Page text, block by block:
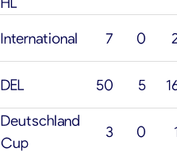
International 7 0
DEL 50 5
Deutschland
Cup
3 0